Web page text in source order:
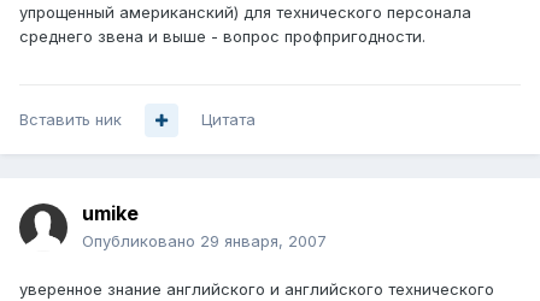
упрощенный американский) для технического персонала
среднего звена и выше - вопрос профпригодности.
Вставить ник Цитата
umike
Опубликовано 29 января, 2007
уверенное знание английского и английского технического